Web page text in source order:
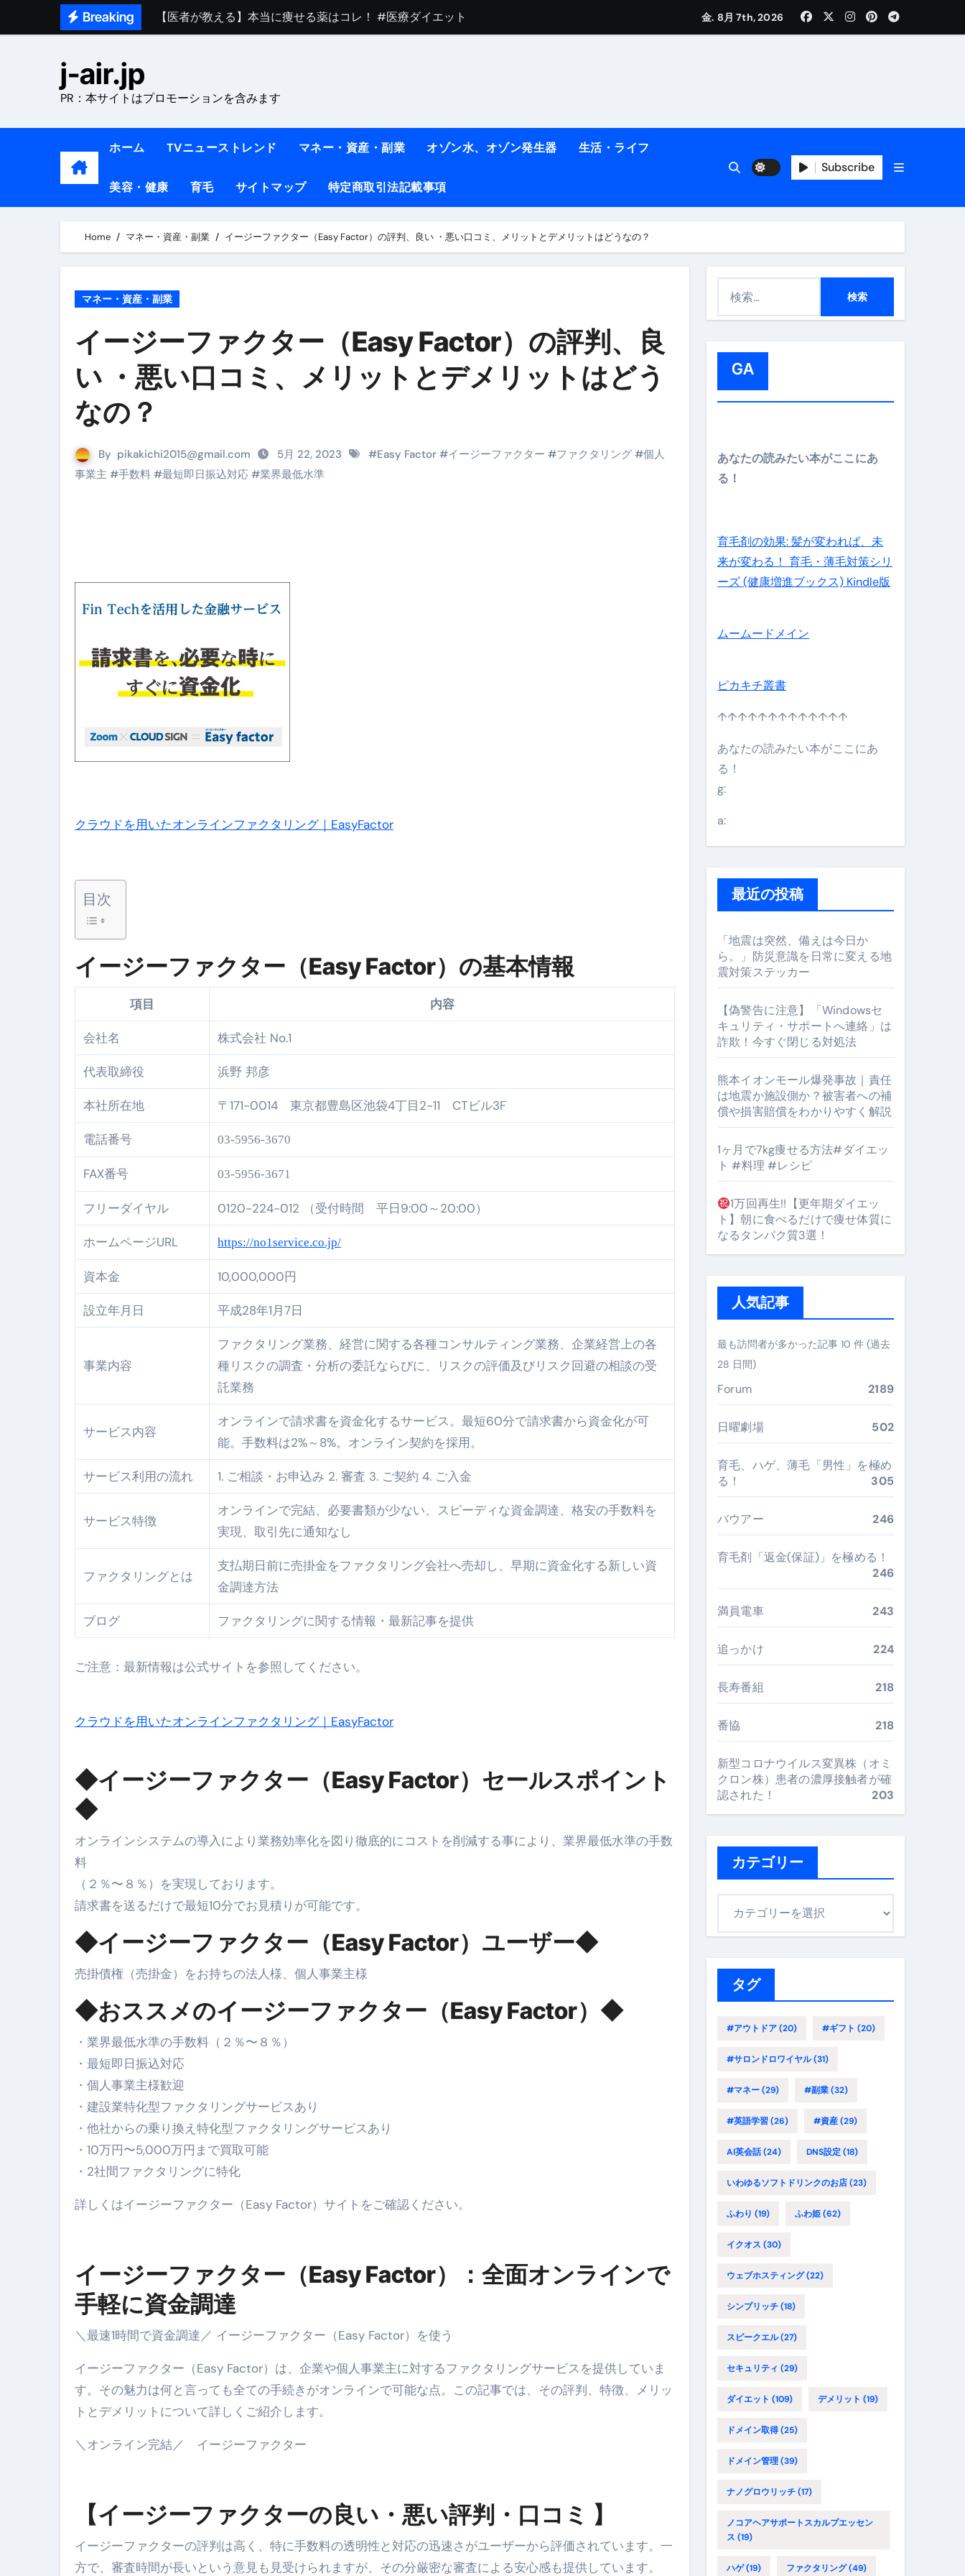
Breaking
【医者が教える】本当に痩せる薬はコレ！ #医療ダイエット
【医者が解説】このふくらはぎ痩せ本当に効果ある？ #エクササイズ
【ダイエット迷子必見】38歳人生最後のダイエット、食事はこれからやりました！【あすけん活用術】
【1日ダイエットルーティン】運動なしで2ヶ月で10kg減量した、私の痩せる9つの習慣 | レシピ付き | ダイエット中の食事
リサイクル業者の無料回収・無料査定は危険？情報収集との関係と見分け方を解説
青森県震度6とベネゼエラM7級地震の関連性は？
Cookie同意管理ツール「STRIGHT」取り扱い開始＆リリース記念キャンペーン【ムームードメイン】
金融ブラックでも毎日「ビットコイン」がもらえる超お得アプリ
【輸入消費税】輸入に消費税はかかるのか？勘定科目・仕訳・申告書記載方法
意外にありえる？日経平均40000円を妄想シナリオ検証してみた！ズボラ株投資
アフィリエイト【稼げるキーワード】一覧※YouTubeブログSNS共通
【誰でも出来る】3万円が10％増量の「33000円」になる！
【即金】3時間で5万円稼ぐセルフバックの全貌！危険回避と安全な稼ぎ方を徹底解説
Q：借りた借金を返さなくていい場合ってありますか？#Shorts
【必見】もう営業電話は怖くない！初心者でも成果を出す電話の仕方はコレ！
自己破産中に絶対にしてはダメなこと7選
アーモンドを毎日食べたらどうなるの？①【30秒でわかる効果まとめ】#アーモンド #ダイエット #筋トレ #美容 #健康 #雑学 #ナレーター #小林将大
【ひろゆき】借金1億円あります 返済か、自己破産かひろゆきさんならどちらを選びますか？ #shorts
セラピストのための！美容、健康、ダイエットにとても重要な女性ホルモンと男性ホルモン
弁護士解説【詐欺被害】警察に行っても返金されません
5キロ痩せる簡単な方法
ムームードメイン 2月のおすすめドメイン特集- ビジネスの信用を築く――そのすべての起点となるのが独自ドメイン
FRONTIER スーパーセール2026 完全攻略ガイド 今こそ買い時！ゲーミングPC・高性能BTOを最安で手に入れる方法
なくす不安と消える恐怖をゼロにする時代へ Pebblebee × iMazing で完成する「究極のスマホ防衛システム」完全ガイド
使った分だけ支払う、いちばん賢いスマホ代。 BB.exciteモバイル「Fitプラン」完全ガイド
英語が「聞こえる・分かる・話せる」に変わる30日間 ― 科学的メソッドで英語脳を作る完全ガイド
【海外ツアー完全ガイド】アジア最安1万円台＆ハワイ朝食付き割引まで網羅 ― “失敗せずに選ぶ”実践大全
新春スペシャルセール完全ガイド：国内航空券＋ホテルが“セット割”で最安級！ スカイマーク／Peach／FDA／ソラシドエアを目的別に選ぶコツと、失敗し
【ムームードメイン】 【.site】今注目のドメインをご紹介
梅干しを毎日食べたらどうなるの？①【30秒でわかる効果まとめ】#梅干し #ダイエット #筋トレ #美容 #健康 #雑学 #ナレーター #小林将大
ブルーベリーを毎日食べたらどうなるの？②【30秒でわかる効果まとめ】#ダイエット #筋トレ #美容 #健康 #雑学 #ナレーター #小林将大
バナナを毎日食べたらどうなるの？①【30秒でわかる効果まとめ】#バナナ #ダイエット #筋トレ #美容 #健康 #雑学 #ナレーター #小林将大
筋トレせずにプロテインを飲み続けたらどうなるのか？ #ダイエット #プロテイン #痩せる
ドメイン取得からホームページ完成まで。ムームードメインなら“全部まとめて”安心スタート
【最新版】掛け布団の選び方“完全攻略”｜シンサレート・羽毛・人工羽毛・調温・吸湿発熱…あなたの寝室に最適解を出す快眠ガイド
【アシストステッパー】ハンドル付き・筋力アシスト・ツイスト・天然木まで徹底分類！室内で“足腰と体幹”を育てる選び方＆続け方ガイド
【2026年最新保存版】エアトリ超新春セール＆セット割完全攻略ガイド｜海外・国内旅行を最安値で実現する究極の旅術
コロナウイルス完全解説ガイド ― 正しく知ることが、最大の感染対策になる ―
クリスマスの魔法で、心と未来を彩る方法――「ただのイベント」を一生の思い出に変える完全ガイドブック
【最新】手袋の選び方 完全ガイド｜スマホ対応・防寒・撥水・作業用（ニトリル/ビニール）まで目的別に失敗しない
電気カミソリ完全ガイド｜深剃り・肌へのやさしさ・防水・充電方式まで失敗しない選び方
補聴器の選び方 完全ガイド｜集音器との違い・タイプ別比較・価格の考え方・失敗しないチェックリスト（高齢者にも）
失敗しない「爪切り」完全ガイド：高級クリッパー・ニッパー・電動まで、硬い爪／巻き爪／飛び散り対策の選び方
失敗しない「カニ」完全ガイド：ズワイ・タラバ・ポーション・カット済みの選び方と、年末年始に“満足度MAX”で食べるコツ
「地震は突然、備えは今日から。」防災意識を日常に変える地震対策ステッカー
金. 8月 7th, 2026
j-air.jp
PR：本サイトはプロモーションを含みます
ホーム TVニューストレンド マネー・資産・副業 オゾン水、オゾン発生器 生活・ライフ
美容・健康 育毛 サイトマップ 特定商取引法記載事項
Subscribe
Home マネー・資産・副業 イージーファクター（Easy Factor）の評判、良い ・悪い口コミ、メリットとデメリットはどうなの？
マネー・資産・副業
イージーファクター（Easy Factor）の評判、良
い ・悪い口コミ、メリットとデメリットはどう
なの？
By pikakichi2015@gmail.com 5月 22, 2023 #Easy Factor #イージーファクター #ファクタリング #個人
事業主 #手数料 #最短即日振込対応 #業界最低水準
クラウドを用いたオンラインファクタリング｜EasyFactor
目次
イージーファクター（Easy Factor）の基本情報
項目 内容
会社名 株式会社 No.1
代表取締役 浜野 邦彦
本社所在地 〒171-0014 東京都豊島区池袋4丁目2−11 CTビル3F
電話番号 03-5956-3670
FAX番号 03-5956-3671
フリーダイヤル 0120-224-012 （受付時間 平日9:00～20:00）
ホームページURL https://no1service.co.jp/
資本金 10,000,000円
設立年月日 平成28年1月7日
事業内容
ファクタリング業務、経営に関する各種コンサルティング業務、企業経営上の各
種リスクの調査・分析の委託ならびに、リスクの評価及びリスク回避の相談の受
託業務
サービス内容
オンラインで請求書を資金化するサービス。最短60分で請求書から資金化が可
能。手数料は2%～8%。オンライン契約を採用。
サービス利用の流れ 1. ご相談・お申込み 2. 審査 3. ご契約 4. ご入金
サービス特徴
オンラインで完結、必要書類が少ない、スピーディな資金調達、格安の手数料を
実現、取引先に通知なし
ファクタリングとは
支払期日前に売掛金をファクタリング会社へ売却し、早期に資金化する新しい資
金調達方法
ブログ ファクタリングに関する情報・最新記事を提供
ご注意：最新情報は公式サイトを参照してください。
クラウドを用いたオンラインファクタリング｜EasyFactor
◆イージーファクター（Easy Factor）セールスポイント
◆
オンラインシステムの導入により業務効率化を図り徹底的にコストを削減する事により、業界最低水準の手数
料
（２％〜８％）を実現しております。
請求書を送るだけで最短10分でお見積りが可能です。
◆イージーファクター（Easy Factor）ユーザー◆
売掛債権（売掛金）をお持ちの法人様、個人事業主様
◆おススメのイージーファクター（Easy Factor）◆
・業界最低水準の手数料（２％〜８％）
・最短即日振込対応
・個人事業主様歓迎
・建設業特化型ファクタリングサービスあり
・他社からの乗り換え特化型ファクタリングサービスあり
・10万円〜5,000万円まで買取可能
・2社間ファクタリングに特化
詳しくはイージーファクター（Easy Factor）サイトをご確認ください。
イージーファクター（Easy Factor）：全面オンラインで
手軽に資金調達
＼最速1時間で資金調達／ イージーファクター（Easy Factor）を使う
イージーファクター（Easy Factor）は、企業や個人事業主に対するファクタリングサービスを提供していま
す。その魅力は何と言っても全ての手続きがオンラインで可能な点。この記事では、その評判、特徴、メリッ
トとデメリットについて詳しくご紹介します。
＼オンライン完結／ イージーファクター
【イージーファクターの良い・悪い評判・口コミ 】
イージーファクターの評判は高く、特に手数料の透明性と対応の迅速さがユーザーから評価されています。一
方で、審査時間が長いという意見も見受けられますが、その分厳密な審査による安心感も提供しています。
GA
あなたの読みたい本がここにあ
る！
育毛剤の効果: 髪が変われば、未
来が変わる！ 育毛・薄毛対策シリ
ーズ (健康増進ブックス) Kindle版
ムームードメイン
ピカキチ叢書
↑↑↑↑↑↑↑↑↑↑↑↑↑
あなたの読みたい本がここにあ
る！
g:
a:
最近の投稿
「地震は突然、備えは今日か
ら。」防災意識を日常に変える地
震対策ステッカー
【偽警告に注意】「Windowsセ
キュリティ・サポートへ連絡」は
詐欺！今すぐ閉じる対処法
熊本イオンモール爆発事故｜責任
は地震か施設側か？被害者への補
償や損害賠償をわかりやすく解説
1ヶ月で7kg痩せる方法#ダイエッ
ト #料理 #レシピ
1万回再生!!【更年期ダイエッ
ト】朝に食べるだけで痩せ体質に
なるタンパク質3選！
人気記事
最も訪問者が多かった記事 10 件 (過去
28 日間)
Forum 2189
日曜劇場 502
育毛、ハゲ、薄毛「男性」を極め
る！
305
バウアー 246
育毛剤「返金(保証)」を極める！
246
満員電車 243
追っかけ 224
長寿番組 218
番協 218
新型コロナウイルス変異株（オミ
クロン株）患者の濃厚接触者が確
認された！
203
カテゴリー
タグ
#アウトドア(20) #ギフト (20)
#サロンドロワイヤル(31)
#マネー(29) #副業(32)
#英語学習(26) #資産(29)
AI英会話(24) DNS設定(18)
いわゆるソフトドリンクのお店(23)
ふわり (19) ふわ姫(62)
イクオス (30)
ウェブホスティング(22)
シンプリッチ(18)
スピークエル(27)
セキュリティ (29)
ダイエット (109) デメリット (19)
ドメイン取得(25)
ドメイン管理(39)
ナノグロウリッチ(17)
ノコアヘアサポートスカルプエッセン
ス (19)
ハゲ(19) ファクタリング(49)